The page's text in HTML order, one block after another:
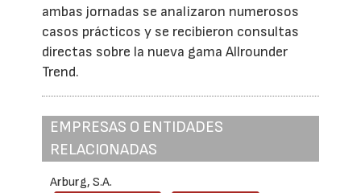
ambas jornadas se analizaron numerosos
casos prácticos y se recibieron consultas
directas sobre la nueva gama Allrounder
Trend.
EMPRESAS O ENTIDADES
RELACIONADAS
Arburg, S.A.